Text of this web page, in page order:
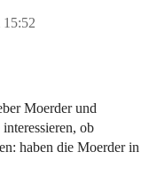
15:52
Moerder und
ob
haben die Moerder in